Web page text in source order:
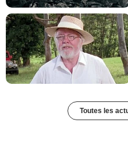
Toutes les